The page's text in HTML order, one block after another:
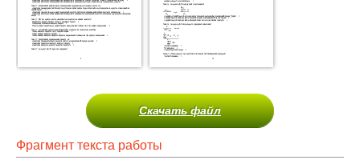
Скачать файл
Фрагмент текста работы